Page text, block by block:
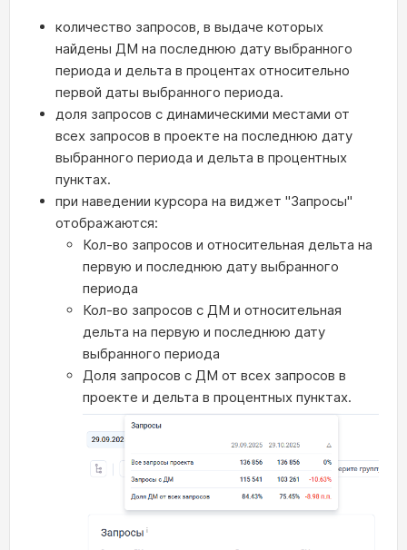
количество запросов, в выдаче которых
найдены ДМ на последнюю дату выбранного
периода и дельта в процентах относительно
первой даты выбранного периода.
доля запросов с динамическими местами от
всех запросов в проекте на последнюю дату
выбранного периода и дельта в процентных
пунктах.
при наведении курсора на виджет "Запросы"
отображаются:
Кол-во запросов и относительная дельта на
первую и последнюю дату выбранного
периода
Кол-во запросов с ДМ и относительная
дельта на первую и последнюю дату
выбранного периода
Доля запросов с ДМ от всех запросов в
проекте и дельта в процентных пунктах.